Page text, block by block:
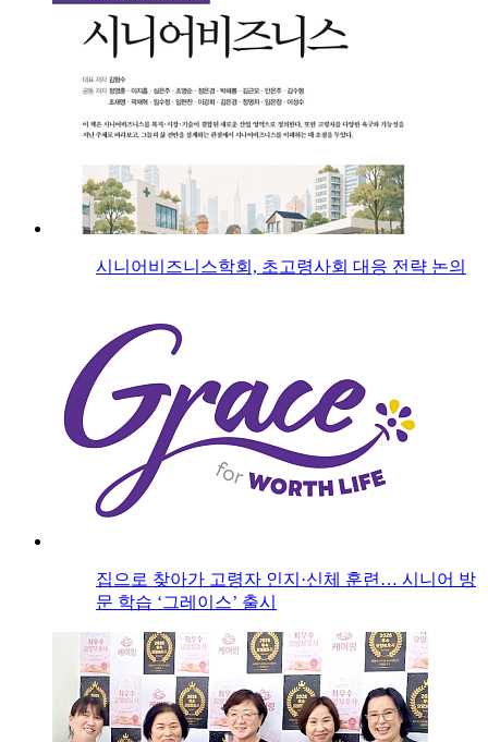
시니어비즈니스학회, 초고령사회 대응 전략 논의
집으로 찾아가 고령자 인지·신체 훈련… 시니어 방
문 학습 ‘그레이스’ 출시